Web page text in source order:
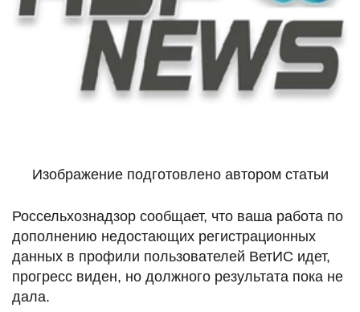
Изображение подготовлено автором статьи
Россельхознадзор сообщает, что ваша работа по
дополнению недостающих регистрационных
данных в профили пользователей ВетИС идет,
прогресс виден, но должного результата пока не
дала.